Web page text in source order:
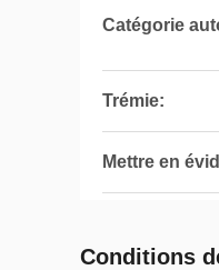
Catégorie
Trémie:
Mettre en
Conditions